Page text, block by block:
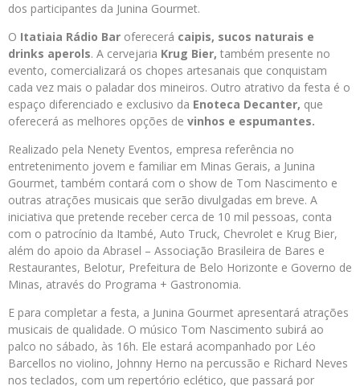
dos participantes da Junina Gourmet.
O Itatiaia Rádio Bar oferecerá caipis, sucos naturais e
drinks aperols. A cervejaria Krug Bier, também presente no
evento, comercializará os chopes artesanais que conquistam
cada vez mais o paladar dos mineiros. Outro atrativo da festa é o
espaço diferenciado e exclusivo da Enoteca Decanter, que
oferecerá as melhores opções de vinhos e espumantes.
Realizado pela Nenety Eventos, empresa referência no
entretenimento jovem e familiar em Minas Gerais, a Junina
Gourmet, também contará com o show de Tom Nascimento e
outras atrações musicais que serão divulgadas em breve. A
iniciativa que pretende receber cerca de 10 mil pessoas, conta
com o patrocínio da Itambé, Auto Truck, Chevrolet e Krug Bier,
além do apoio da Abrasel – Associação Brasileira de Bares e
Restaurantes, Belotur, Prefeitura de Belo Horizonte e Governo de
Minas, através do Programa + Gastronomia.
E para completar a festa, a Junina Gourmet apresentará atrações
musicais de qualidade. O músico Tom Nascimento subirá ao
palco no sábado, às 16h. Ele estará acompanhado por Léo
Barcellos no violino, Johnny Herno na percussão e Richard Neves
nos teclados, com um repertório eclético, que passará por